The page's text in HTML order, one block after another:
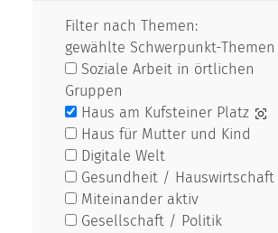
Filter nach Themen:
gewählte Schwerpunkt-Themen [
Soziale Arbeit in örtlichen
Gruppen
Haus am Kufsteiner Platz
Haus für Mutter und Kind
Digitale Welt
Gesundheit / Hauswirtschaft
Miteinander aktiv
Gesellschaft / Politik